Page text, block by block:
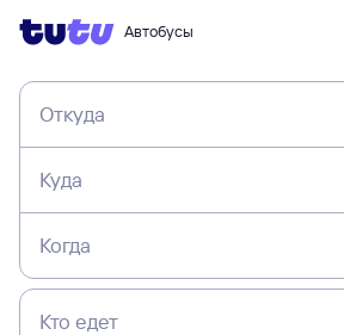
Автобусы
Откуда
Куда
Когда
Кто едет